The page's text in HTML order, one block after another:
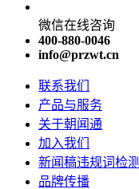
微信在线咨询
400-880-0046
info@przwt.cn
联系我们
产品与服务
关于朝闻通
加入我们
新闻稿违规词检测
品牌传播